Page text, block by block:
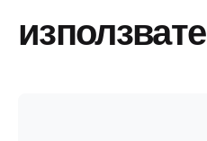
използвате